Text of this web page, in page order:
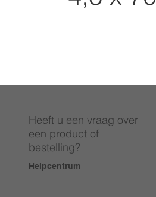
Heeft u een vraag over
een product of
bestelling?
Helpcentrum